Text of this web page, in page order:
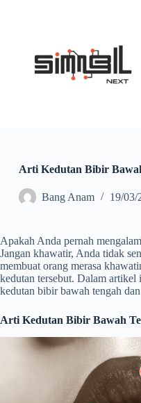
Arti Kedutan Bibir
Bang Anam 19/03/
Apakah Anda pernah
Jangan khawatir, Anda tidak
membuat orang merasa
kedutan tersebut. Dalam artikel
kedutan bibir bawah tengah
Arti Kedutan Bibir Bawah